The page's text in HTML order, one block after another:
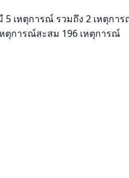
เหตุการณ์ รวมถึง 2 เหตุก
ตุการณ์สะสม 196 เหตุการณ์